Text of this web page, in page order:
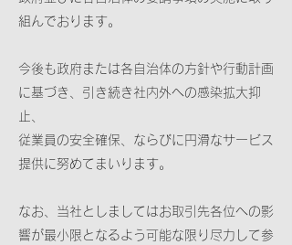
組んでおります。
今後も政府または各自治体の方針や行動計画
に基づき、引き続き社内外への感染拡大抑
止、
従業員の安全確保、ならびに円滑なサービス
提供に努めてまいります。
なお、当社としましてはお取引先各位への影
響が最小限となるよう可能な限り尽力して参